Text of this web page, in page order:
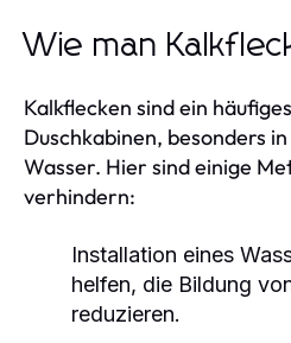
Wie man
Kalkflecken sind ein
Duschkabinen, besonders
Wasser. Hier sind einige
verhindern:
Installation eines
helfen, die Bildung
reduzieren.